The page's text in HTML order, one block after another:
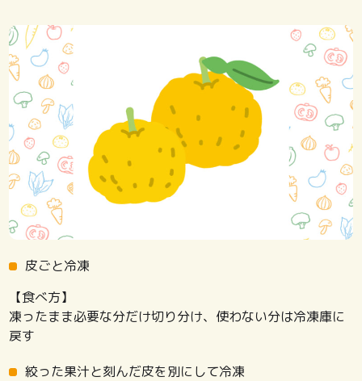
皮ごと冷凍
【食べ方】
凍ったまま必要な分だけ切り分け、使わない分は冷凍庫に
戻す
絞った果汁と刻んだ皮を別にして冷凍